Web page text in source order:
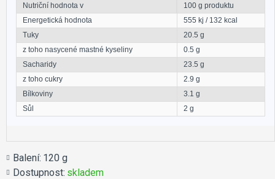
Nutriční hodnota v
100 g produktu
Energetická hodnota
555 kj / 132 kcal
Tuky
20.5 g
z toho nasycené mastné kyseliny
0.5 g
Sacharidy
23.5 g
z toho cukry
2.9 g
Bílkoviny
3.1 g
Sůl
2 g
Balení: 120 g
Dostupnost: skladem